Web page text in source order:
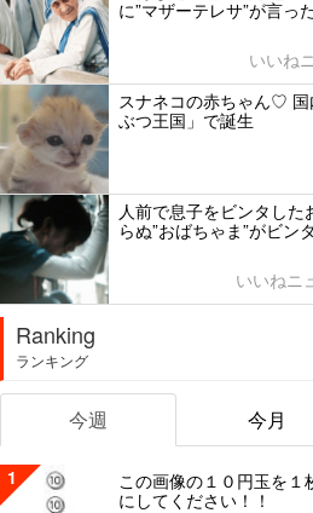
に”マザーテレサ”が言っ
いいね
スナネコの赤ちゃん♡
ぶつ王国」で誕生
人前で息子をビンタし
らぬ”おばちゃま”がビン
いいねニ
Ranking
ランキング
今週 今月
1
この画像の１０円玉を
にしてください！！